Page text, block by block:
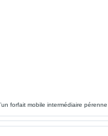
forfait mobile intermédiaire pérenne